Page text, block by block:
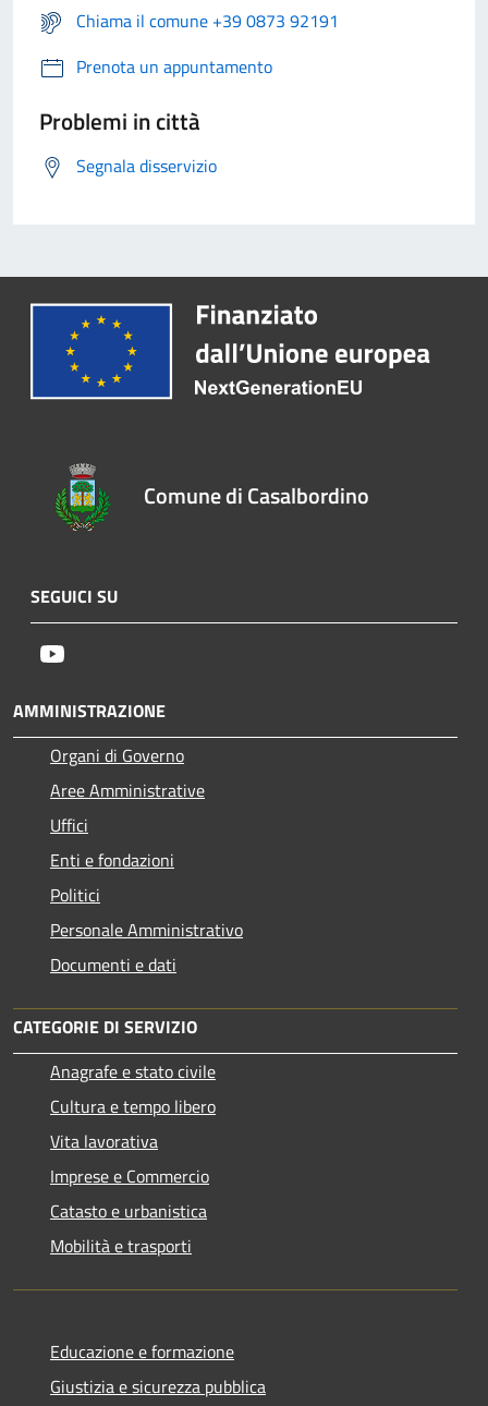
Chiama il comune +39 0873 92191
Prenota un appuntamento
Problemi in città
Segnala disservizio
Comune di Casalbordino
SEGUICI SU
AMMINISTRAZIONE
Organi di Governo
Aree Amministrative
Uffici
Enti e fondazioni
Politici
Personale Amministrativo
Documenti e dati
CATEGORIE DI SERVIZIO
Anagrafe e stato civile
Cultura e tempo libero
Vita lavorativa
Imprese e Commercio
Catasto e urbanistica
Mobilità e trasporti
Educazione e formazione
Giustizia e sicurezza pubblica